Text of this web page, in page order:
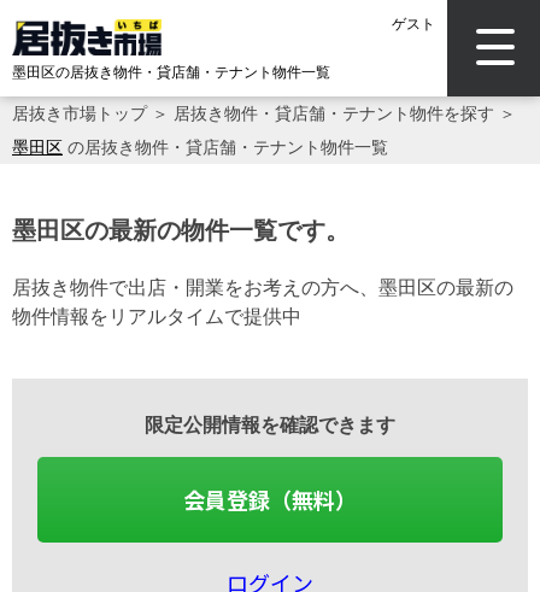
ゲスト
墨田区の居抜き物件・貸店舗・テナント物件一覧
居抜き市場トップ＞ 居抜き物件・貸店舗・テナント物件を探す ＞
墨田区 の居抜き物件・貸店舗・テナント物件一覧
墨田区の最新の物件一覧です。
居抜き物件で出店・開業をお考えの方へ、墨田区の最新の
物件情報をリアルタイムで提供中
限定公開情報を確認できます
会員登録（無料）
ログイン